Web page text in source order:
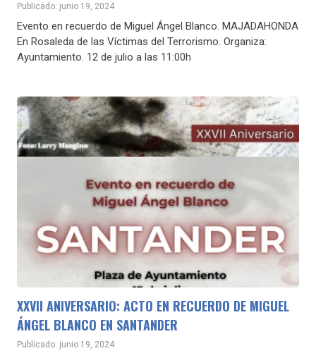
Publicado: junio 19, 2024
Evento en recuerdo de Miguel Ángel Blanco. MAJADAHONDA
En Rosaleda de las Víctimas del Terrorismo. Organiza:
Ayuntamiento. 12 de julio a las 11:00h
XXVII ANIVERSARIO: ACTO EN RECUERDO DE MIGUEL
ÁNGEL BLANCO EN SANTANDER
Publicado: junio 19, 2024